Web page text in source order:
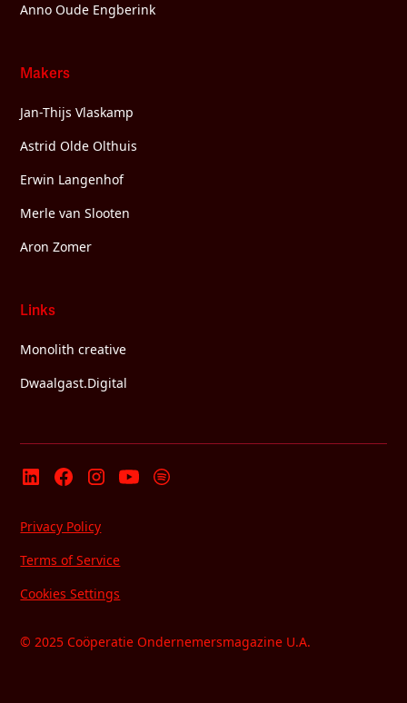
Anno Oude Engberink
Makers
Jan-Thijs Vlaskamp
Astrid Olde Olthuis
Erwin Langenhof
Merle van Slooten
Aron Zomer
Links
Monolith creative
Dwaalgast.Digital
© 2025 Coöperatie Ondernemersmagazine U.A.
Privacy Policy
Terms of Service
Cookies Settings